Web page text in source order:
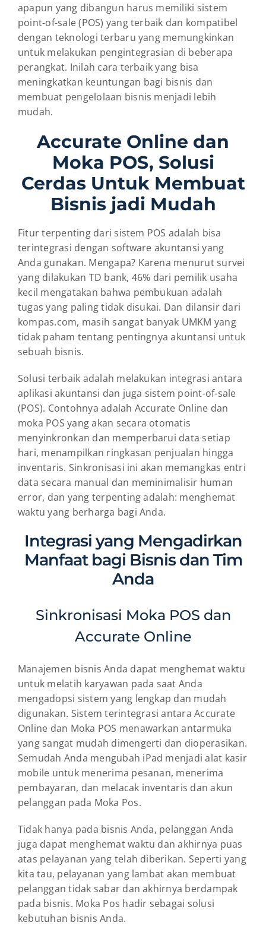
apapun yang dibangun harus memiliki sistem
point-of-sale (POS) yang terbaik dan kompatibel
dengan teknologi terbaru yang memungkinkan
untuk melakukan pengintegrasian di beberapa
perangkat. Inilah cara terbaik yang bisa
meningkatkan keuntungan bagi bisnis dan
membuat pengelolaan bisnis menjadi lebih
mudah.
Accurate Online dan
Moka POS, Solusi
Cerdas Untuk Membuat
Bisnis jadi Mudah
Fitur terpenting dari sistem POS adalah bisa
terintegrasi dengan software akuntansi yang
Anda gunakan. Mengapa? Karena menurut survei
yang dilakukan TD bank, 46% dari pemilik usaha
kecil mengatakan bahwa pembukuan adalah
tugas yang paling tidak disukai. Dan dilansir dari
kompas.com, masih sangat banyak UMKM yang
tidak paham tentang pentingnya akuntansi untuk
sebuah bisnis.
Solusi terbaik adalah melakukan integrasi antara
aplikasi akuntansi dan juga sistem point-of-sale
(POS). Contohnya adalah Accurate Online dan
moka POS yang akan secara otomatis
menyinkronkan dan memperbarui data setiap
hari, menampilkan ringkasan penjualan hingga
inventaris. Sinkronisasi ini akan memangkas entri
data secara manual dan meminimalisir human
error, dan yang terpenting adalah: menghemat
waktu yang berharga bagi Anda.
Integrasi yang Mengadirkan
Manfaat bagi Bisnis dan Tim
Anda
Sinkronisasi Moka POS dan
Accurate Online
Manajemen bisnis Anda dapat menghemat waktu
untuk melatih karyawan pada saat Anda
mengadopsi sistem yang lengkap dan mudah
digunakan. Sistem terintegrasi antara Accurate
Online dan Moka POS menawarkan antarmuka
yang sangat mudah dimengerti dan dioperasikan.
Semudah Anda mengubah iPad menjadi alat kasir
mobile untuk menerima pesanan, menerima
pembayaran, dan melacak inventaris dan akun
pelanggan pada Moka Pos.
Tidak hanya pada bisnis Anda, pelanggan Anda
juga dapat menghemat waktu dan akhirnya puas
atas pelayanan yang telah diberikan. Seperti yang
kita tau, pelayanan yang lambat akan membuat
pelanggan tidak sabar dan akhirnya berdampak
pada bisnis. Moka Pos hadir sebagai solusi
kebutuhan bisnis Anda.